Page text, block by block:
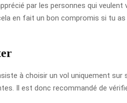
par les personnes qui veulent
en fait un bon compromis si tu
à choisir un vol uniquement
Il est donc recommandé de